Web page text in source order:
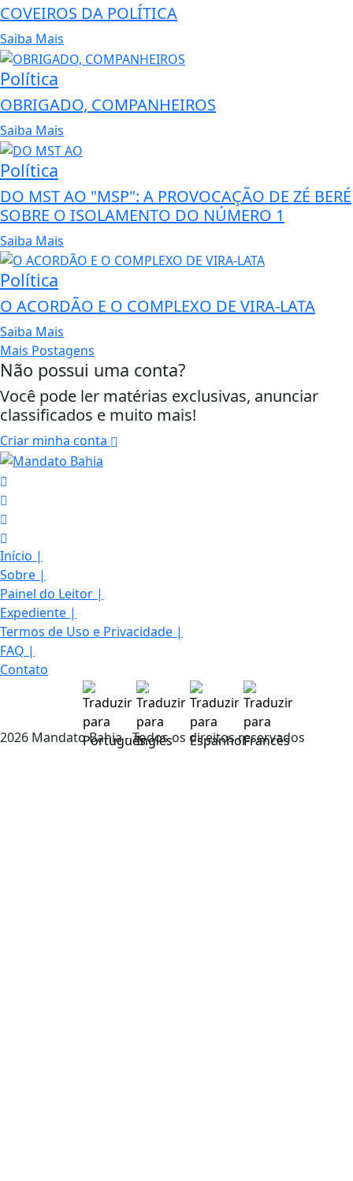
COVEIROS DA POLÍTICA
Saiba Mais
Política
OBRIGADO, COMPANHEIROS
Saiba Mais
Política
DO MST AO "MSP": A PROVOCAÇÃO DE ZÉ BERÉ
SOBRE O ISOLAMENTO DO NÚMERO 1
Saiba Mais
Política
O ACORDÃO E O COMPLEXO DE VIRA-LATA
Saiba Mais
Mais Postagens
Não possui uma conta?
Você pode ler matérias exclusivas, anunciar
classificados e muito mais!
Criar minha conta
Início |
Sobre |
Painel do Leitor |
Expediente |
Termos de Uso e Privacidade |
FAQ |
Contato
2026 Mandato Bahia - Todos os direitos reservados